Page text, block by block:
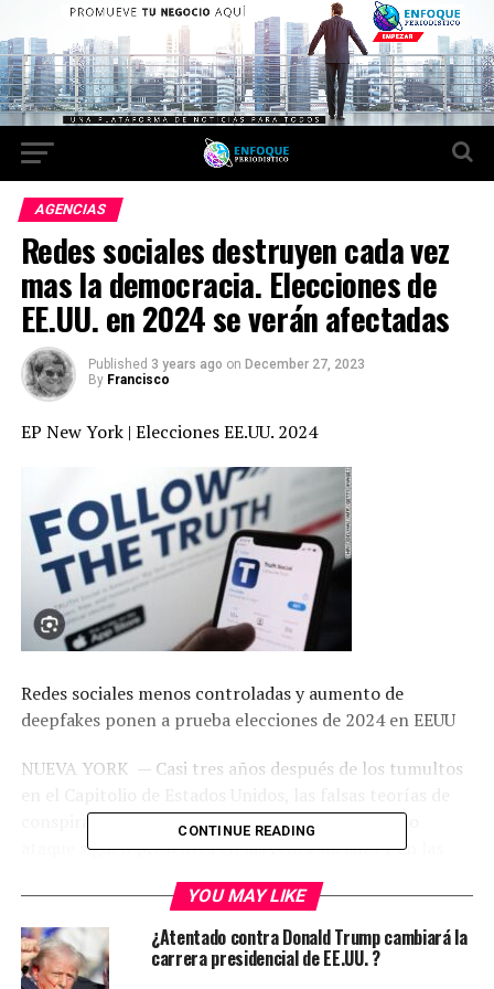
AGENCIAS
Redes sociales destruyen cada vez
mas la democracia. Elecciones de
EE.UU. en 2024 se verán afectadas
Published 3 years ago on December 27, 2023
By Francisco
EP New York | Elecciones EE.UU. 2024
Redes sociales menos controladas y aumento de
deepfakes ponen a prueba elecciones de 2024 en EEUU
NUEVA YORK — Casi tres años después de los tumultos
conspiración electoral que impulsaron el violento
ataque siguen presentes en las redes sociales y en las
papeletas desechadas a altas horas de la noche,
personas fallecidas que votan.
Los expertos advierten que probablemente será peor en
CONTINUE READING
YOU MAY LIKE
¿Atentado contra Donald Trump cambiará la
carrera presidencial de EE.UU. ?